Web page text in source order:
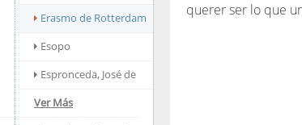
Erasmo de Rotterdam
Esopo
Espronceda, José de
Ver Más
querer ser lo que